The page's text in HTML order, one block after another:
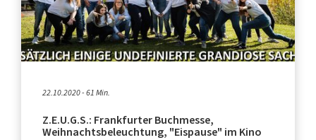
22.10.2020 - 61 Min.
Z.E.U.G.S.: Frankfurter Buchmesse,
Weihnachtsbeleuchtung, "Eispause" im Kino